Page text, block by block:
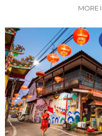
MORE